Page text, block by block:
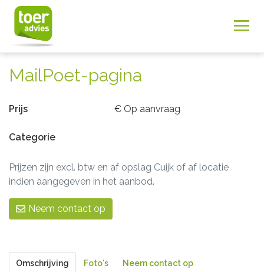
MailPoet-pagina
Prijs € Op aanvraag
Categorie
Prijzen zijn excl. btw en af opslag Cuijk of af locatie
indien aangegeven in het aanbod.
Neem contact op
Omschrijving Foto's Neem contact op